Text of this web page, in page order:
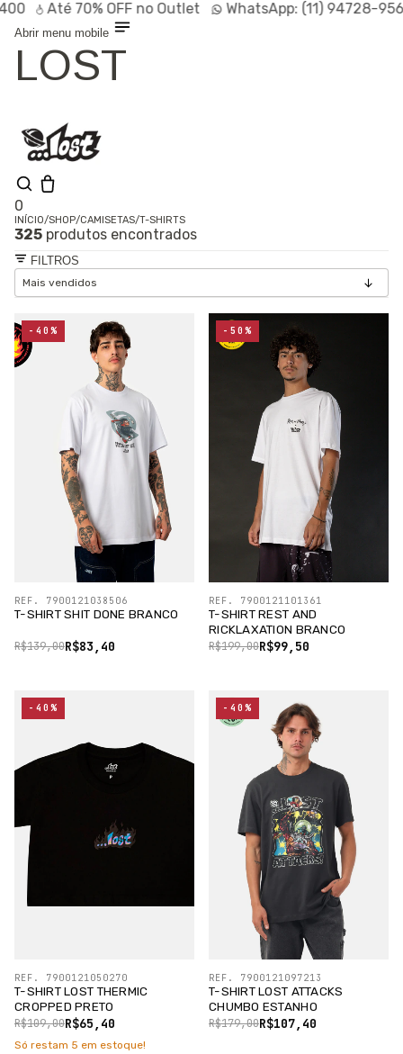
Até70% OFFno Outlet WhatsApp:(11) 94728-9569
Abrir menu mobile
LOST
0
Olá, visitante
Entrar /
Cadastrar
Shop
Linhas
Especiais
Outlet SALE
INÍCIO/SHOP/CAMISETAS/T-SHIRTS
325 produtos encontrados
FILTROS
T-SHIRT SHIT DONE BRANCO
R$83,40
R$139,00
REF. 7900121038506
-40%
T-SHIRT REST AND
RICKLAXATION BRANCO
R$99,50
R$199,00
REF. 7900121101361
-50%
T-SHIRT LOST THERMIC
CROPPED PRETO
R$65,40
R$109,00
REF. 7900121050270
-40%
Só restam 5 em estoque!
T-SHIRT LOST ATTACKS
CHUMBO ESTANHO
R$107,40
R$179,00
REF. 7900121097213
-40%